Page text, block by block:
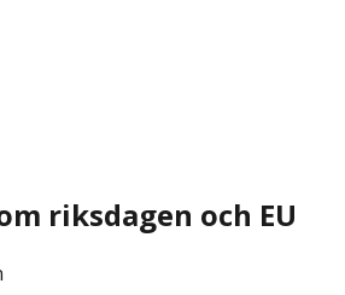
riksdagen och EU